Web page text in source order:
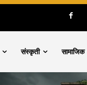
संस्कृती सामाजिक